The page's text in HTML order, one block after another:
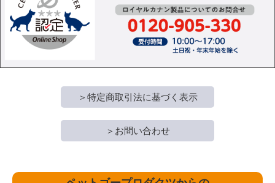
＞特定商取引法に基づく表示
＞お問い合わせ